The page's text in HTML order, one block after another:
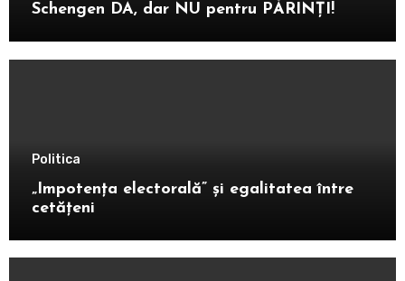
Schengen DA, dar NU pentru PĂRINȚI!
Politica
„Impotența electorală” și egalitatea între
cetățeni